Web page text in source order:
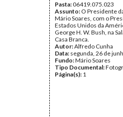
Pasta:06419.075.023
Assunto: O Presidente
Mário Soares, com o
Estados Unidos da
George H. W. Bush, na
Casa Branca.
Autor:Alfredo Cunha
Data: segunda, 26 de
Fundo:Mário Soares
Tipo Documental:
Página(s): 1